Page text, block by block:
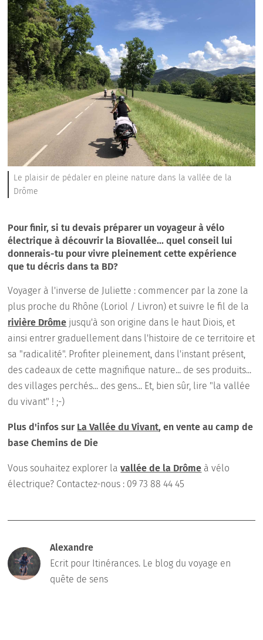
Le plaisir de pédaler en pleine nature dans la vallée de la
Drôme
Pour finir, si tu devais préparer un voyageur à vélo
électrique à découvrir la Biovallée... quel conseil lui
donnerais-tu pour vivre pleinement cette expérience
que tu décris dans ta BD?
Voyager à l'inverse de Juliette : commencer par la zone la
plus proche du Rhône (Loriol / Livron) et suivre le fil de la
rivière Drôme jusqu'à son origine dans le haut Diois, et
ainsi entrer graduellement dans l'histoire de ce territoire et
sa "radicalité". Profiter pleinement, dans l'instant présent,
des cadeaux de cette magnifique nature... de ses produits...
des villages perchés... des gens... Et, bien sûr, lire "la vallée
du vivant" ! ;-)
Plus d'infos sur La Vallée du Vivant, en vente au camp de
base Chemins de Die
Vous souhaitez explorer la vallée de la Drôme à vélo
électrique? Contactez-nous : 09 73 88 44 45
Alexandre
Ecrit pour Itinérances. Le blog du voyage en
quête de sens